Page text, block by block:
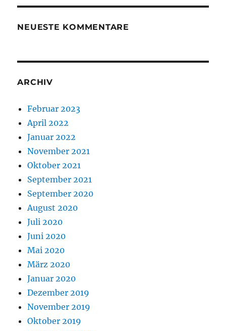
NEUESTE KOMMENTARE
ARCHIV
Februar 2023
April 2022
Januar 2022
November 2021
Oktober 2021
September 2021
September 2020
August 2020
Juli 2020
Juni 2020
Mai 2020
März 2020
Januar 2020
Dezember 2019
November 2019
Oktober 2019